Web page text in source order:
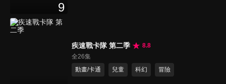
9
疾速戰卡隊 第二季
8.8
全26集
動畫/卡通
兒童 科幻 冒險